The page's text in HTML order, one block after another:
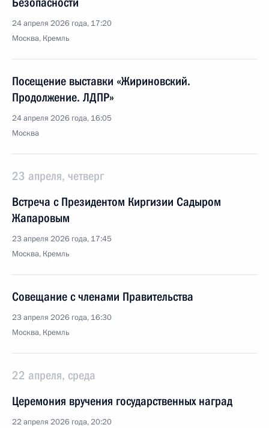
24 апреля 2026 года, 17:20
Москва, Кремль
Посещение выставки «Жириновский.
Продолжение. ЛДПР»
24 апреля 2026 года, 16:05
Москва
23 апреля, четверг
Встреча с Президентом Киргизии Садыром
Жапаровым
23 апреля 2026 года, 17:45
Москва, Кремль
Совещание с членами Правительства
23 апреля 2026 года, 16:30
Москва, Кремль
22 апреля, среда
Церемония вручения государственных наград
22 апреля 2026 года, 20:20